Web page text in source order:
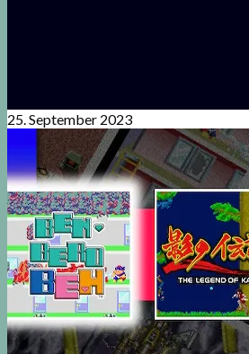
25. September 2023